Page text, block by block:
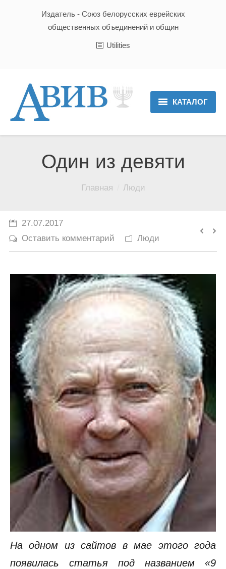
Издатель - Союз белорусских еврейских
общественных объединений и общин
Utilities
КАТАЛОГ
Культура и Традиции
История
Один из девяти
Главная Люди
27.07.2017
Оставить комментарий
Люди
На одном из сайтов в мае этого года
появилась статья под названием «9